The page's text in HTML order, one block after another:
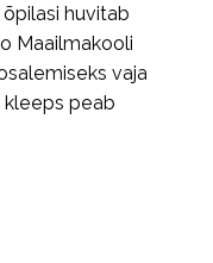
huvitab
Maailmakooli
vaja
kleeps peab